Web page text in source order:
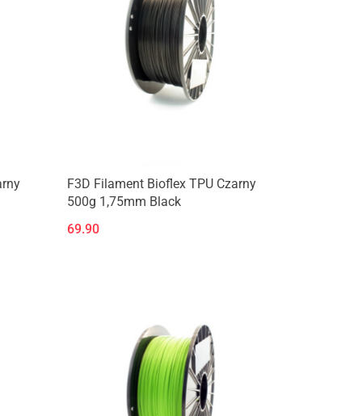
Produkt niedostępny
F3D Filament Bioflex TPU Czarny
500g 1,75mm Black
69.90